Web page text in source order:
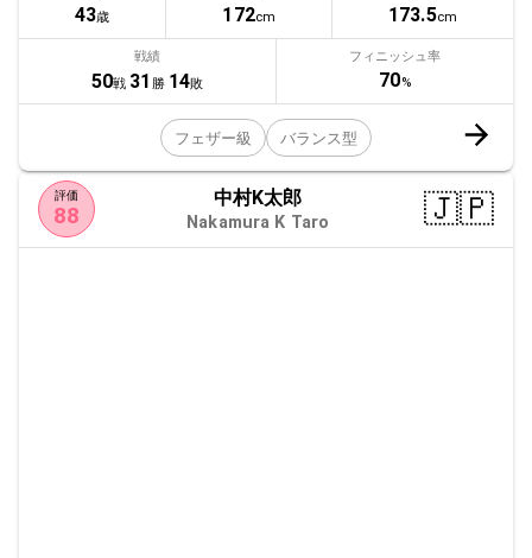
43歳 172cm 173.5cm
戦績
50戦 31 勝 14敗
フィニッシュ率
70%
フェザー級 バランス型
評価
88
中村K太郎
Nakamura K Taro 🇯🇵